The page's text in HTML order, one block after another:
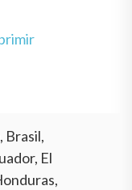
El